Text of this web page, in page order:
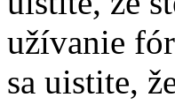
užívanie
sa uistite,